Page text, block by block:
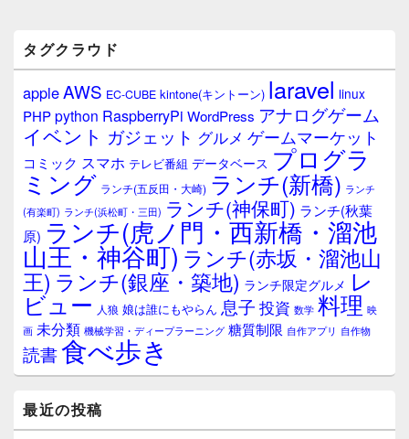
タグクラウド
appleAWS EC-CUBE kintone(キントーン) laravel linux
PHPpython RaspberryPi WordPress アナログゲーム
イベント ガジェット グルメ ゲームマーケット
コミック スマホ テレビ番組 データベース プログラ
ミング ランチ(五反田・大崎) ランチ(新橋) ランチ
(有楽町) ランチ(浜松町・三田) ランチ(神保町) ランチ(秋葉
原) ランチ(虎ノ門・西新橋・溜池
山王・神谷町) ランチ(赤坂・溜池山
王) ランチ(銀座・築地) ランチ限定グルメ レ
ビュー 人狼 娘は誰にもやらん 息子 投資 数学 料理 映
画 未分類 機械学習・ディープラーニング 糖質制限 自作アプリ 自作物
読書食べ歩き
最近の投稿